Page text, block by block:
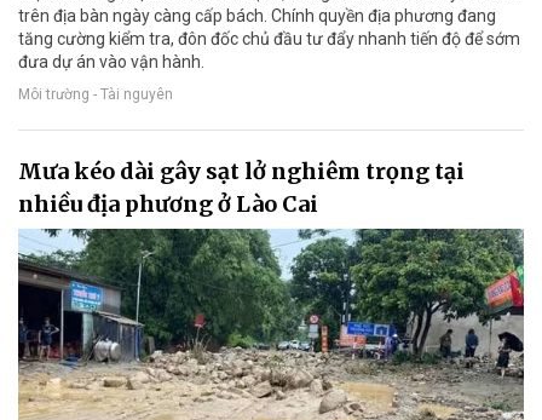
trên địa bàn ngày càng cấp bách. Chính quyền địa phương đang
tăng cường kiểm tra, đôn đốc chủ đầu tư đẩy nhanh tiến độ để sớm
đưa dự án vào vận hành.
Môi trường - Tài nguyên
Mưa kéo dài gây sạt lở nghiêm trọng tại
nhiều địa phương ở Lào Cai